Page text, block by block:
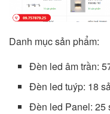
Danh mục sản phẩm:
Đèn led âm trần:
Đèn led tuýp: 18
Đèn led Panel: 25